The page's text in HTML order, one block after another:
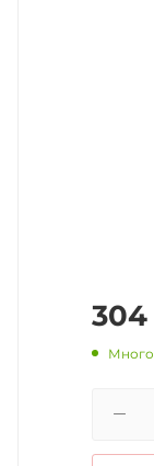
304
Много